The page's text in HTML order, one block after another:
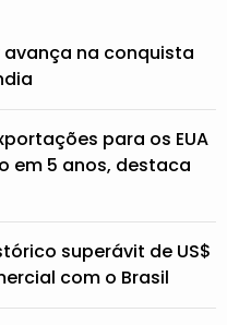
avança na conquista
para os EUA
em 5 anos, destaca
superávit de US$
com o Brasil